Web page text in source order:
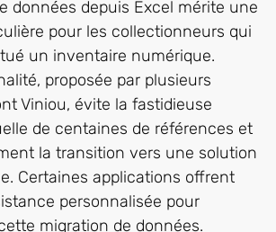
données depuis Excel mérite une
pour les collectionneurs qui
un inventaire numérique.
proposée par plusieurs
Viniou, évite la fastidieuse
de centaines de références et
la transition vers une solution
Certaines applications offrent
personnalisée pour
migration de données.